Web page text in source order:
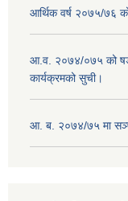
आर्थिक वर्ष २०७५/७६
आ.व. २०७४/०७५ को
कार्यक्रमको सुची।
आ. ब. २०७४/७५ मा